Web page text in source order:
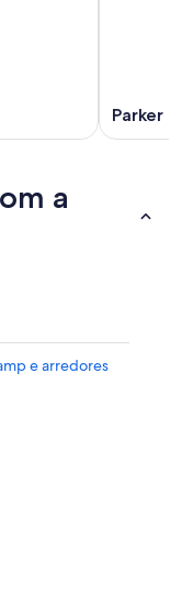
Parker
a
e arredores